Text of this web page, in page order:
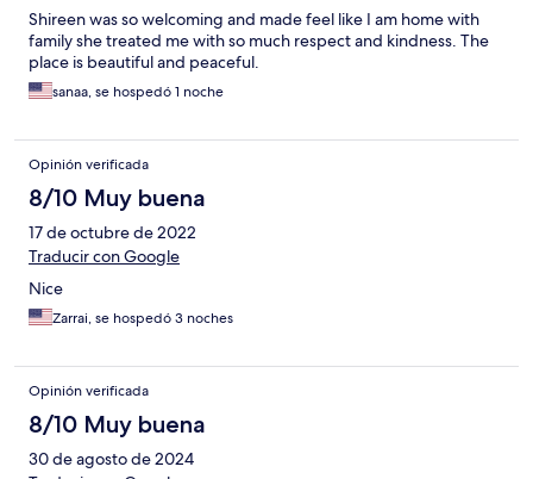
Shireen was so welcoming and made feel like I am home with
family she treated me with so much respect and kindness. The
place is beautiful and peaceful.
sanaa, se hospedó 1 noche
Opinión verificada
8/10 Muy buena
17 de octubre de 2022
Traducir con Google
Nice
Zarrai, se hospedó 3 noches
Opinión verificada
8/10 Muy buena
30 de agosto de 2024